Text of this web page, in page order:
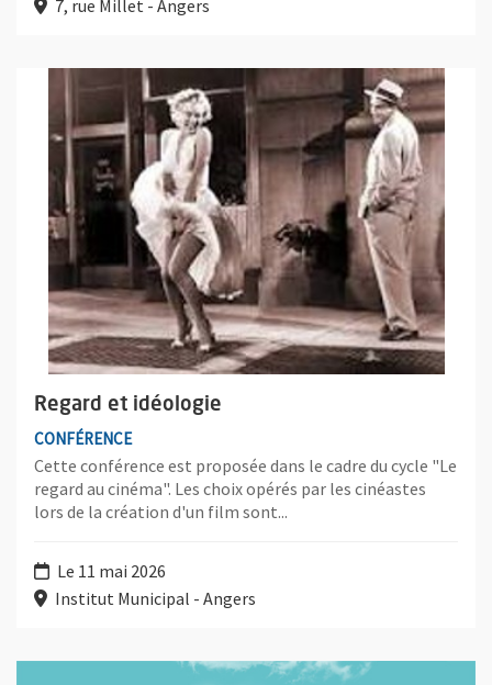
7, rue Millet - Angers
Regard et idéologie
CONFÉRENCE
Cette conférence est proposée dans le cadre du cycle "Le
regard au cinéma". Les choix opérés par les cinéastes
lors de la création d'un film sont...
Le 11 mai 2026
Institut Municipal - Angers
Plus d'information sur l'évènement : Regard et idéologie
Plus d'information sur l'évènement : Festival Printemps des